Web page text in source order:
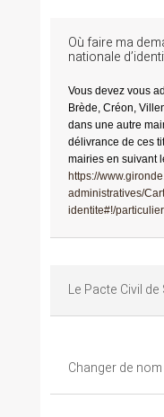
Où faire ma
nationale
Vous devez vous
Brède, Créon,
dans une autre
délivrance de ces
mairies en suivant
https://
administratives/
identite#!/
Le Pacte Civil
Changer de